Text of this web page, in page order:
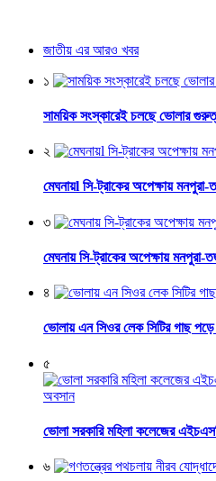
জাতীয় এর আরও খবর
১
সাময়িক সংস্কারেই চলছে ভোলার
২
মেঘনায়l সি-ট্রাকের অপেক্ষায় মনপুরা-
৩
মেঘনায় সি-ট্রাকের অপেক্ষায় মনপুরা-
৪
ভোলায় এন সিওর লেক সিটির গাছ পড়ে
৫
ভোলা সরকারি মহিলা কলেজের
৬